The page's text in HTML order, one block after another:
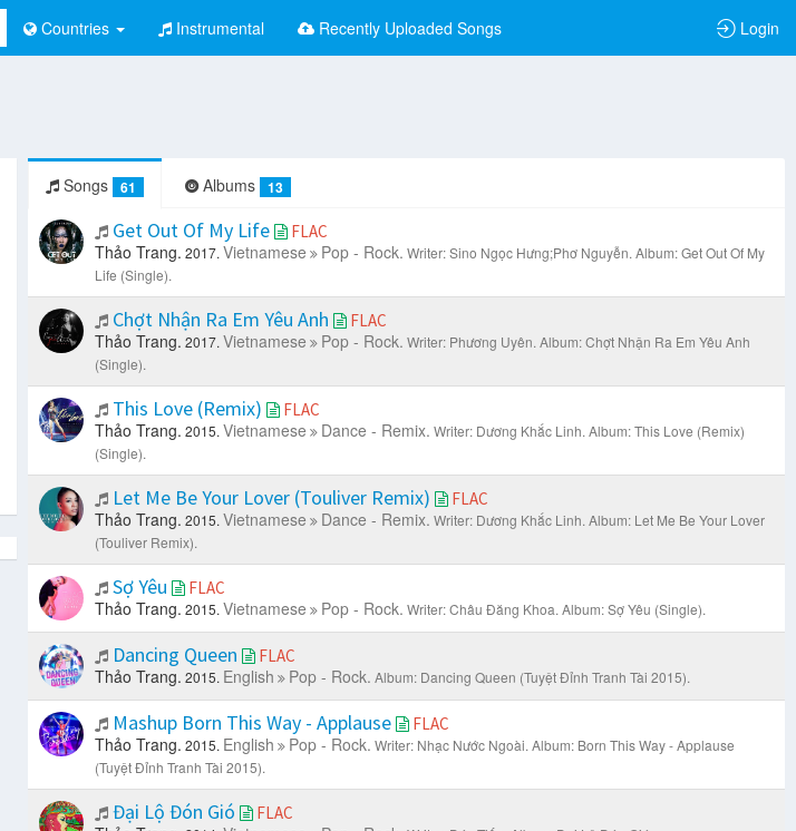
Countries Instrumental Recently Uploaded Songs Login
Songs 61 Albums 13
Get Out Of My Life FLAC
Thảo Trang. 2017. Vietnamese Pop - Rock. Writer: Sino Ngọc Hưng;Phơ Nguyễn. Album: Get Out Of My
Life (Single).
Chợt Nhận Ra Em Yêu Anh FLAC
Thảo Trang. 2017. Vietnamese Pop - Rock. Writer: Phương Uyên. Album: Chợt Nhận Ra Em Yêu Anh
(Single).
This Love (Remix) FLAC
Thảo Trang. 2015. Vietnamese Dance - Remix. Writer: Dương Khắc Linh. Album: This Love (Remix)
(Single).
Let Me Be Your Lover (Touliver Remix) FLAC
Thảo Trang. 2015. Vietnamese Dance - Remix. Writer: Dương Khắc Linh. Album: Let Me Be Your Lover
(Touliver Remix).
Sợ Yêu FLAC
Thảo Trang. 2015. Vietnamese Pop - Rock. Writer: Châu Đăng Khoa. Album: Sợ Yêu (Single).
Dancing Queen FLAC
Thảo Trang. 2015. English Pop - Rock. Album: Dancing Queen (Tuyệt Đỉnh Tranh Tài 2015).
Mashup Born This Way - Applause FLAC
Thảo Trang. 2015. English Pop - Rock. Writer: Nhạc Nước Ngoài. Album: Born This Way - Applause
(Tuyệt Đỉnh Tranh Tài 2015).
Đại Lộ Đón Gió FLAC